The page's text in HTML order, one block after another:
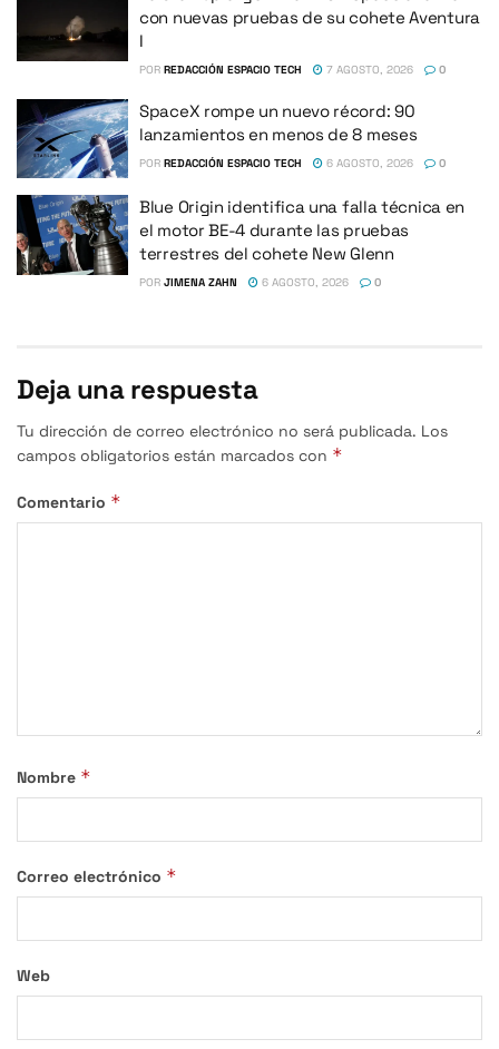
con nuevas pruebas de su cohete Aventura
I
POR REDACCIÓN ESPACIO TECH 7 AGOSTO, 2026 0
SpaceX rompe un nuevo récord: 90
lanzamientos en menos de 8 meses
POR REDACCIÓN ESPACIO TECH 6 AGOSTO, 2026 0
Blue Origin identifica una falla técnica en
el motor BE-4 durante las pruebas
terrestres del cohete New Glenn
POR JIMENA ZAHN 6 AGOSTO, 2026 0
Deja una respuesta
Tu dirección de correo electrónico no será publicada. Los
campos obligatorios están marcados con *
Comentario *
Nombre *
Correo electrónico *
Web